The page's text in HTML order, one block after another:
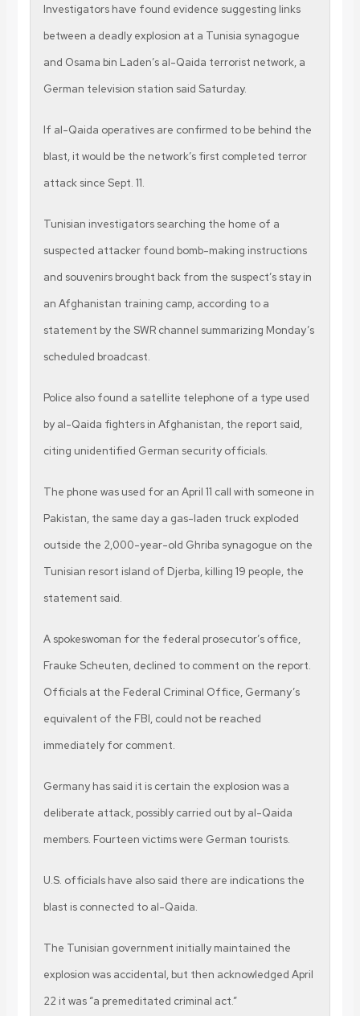
Investigators have found evidence suggesting links
between a deadly explosion at a Tunisia synagogue
and Osama bin Laden’s al-Qaida terrorist network, a
German television station said Saturday.
If al-Qaida operatives are confirmed to be behind the
blast, it would be the network’s first completed terror
attack since Sept. 11.
Tunisian investigators searching the home of a
suspected attacker found bomb-making instructions
and souvenirs brought back from the suspect’s stay in
an Afghanistan training camp, according to a
statement by the SWR channel summarizing Monday’s
scheduled broadcast.
Police also found a satellite telephone of a type used
by al-Qaida fighters in Afghanistan, the report said,
citing unidentified German security officials.
The phone was used for an April 11 call with someone in
Pakistan, the same day a gas-laden truck exploded
outside the 2,000-year-old Ghriba synagogue on the
Tunisian resort island of Djerba, killing 19 people, the
statement said.
A spokeswoman for the federal prosecutor’s office,
Frauke Scheuten, declined to comment on the report.
Officials at the Federal Criminal Office, Germany’s
equivalent of the FBI, could not be reached
immediately for comment.
Germany has said it is certain the explosion was a
deliberate attack, possibly carried out by al-Qaida
members. Fourteen victims were German tourists.
U.S. officials have also said there are indications the
blast is connected to al-Qaida.
The Tunisian government initially maintained the
explosion was accidental, but then acknowledged April
22 it was “a premeditated criminal act.”